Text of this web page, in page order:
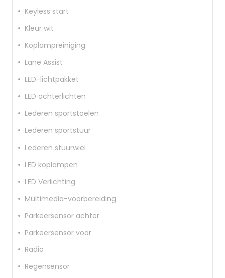
Keyless start
Kleur wit
Koplampreiniging
Lane Assist
LED-lichtpakket
LED achterlichten
Lederen sportstoelen
Lederen sportstuur
Lederen stuurwiel
LED koplampen
LED Verlichting
Multimedia-voorbereiding
Parkeersensor achter
Parkeersensor voor
Radio
Regensensor